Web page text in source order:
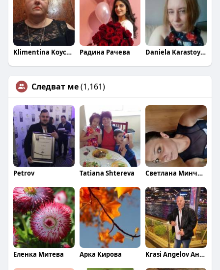
Klimentina Koycheva Радина Рачева Daniela Karastoykova
Следват ме(1,161)
Petrov Tatiana Shtereva Светлана Минчева
Еленка Митева Арка Кирова Krasi Angelov Ангелов